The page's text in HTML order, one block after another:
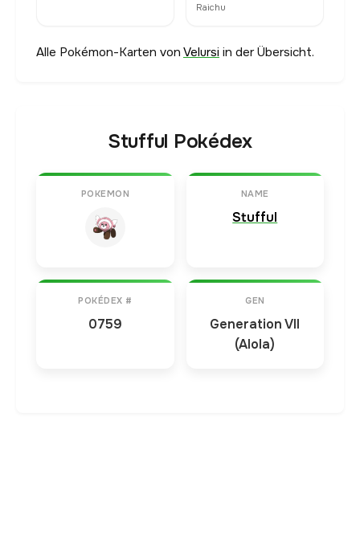
Raichu
Alle Pokémon-Karten von Velursi in der Übersicht.
Stufful Pokédex
POKEMON NAME
Stufful
POKÉDEX #
0759
GEN
Generation VII
(Alola)